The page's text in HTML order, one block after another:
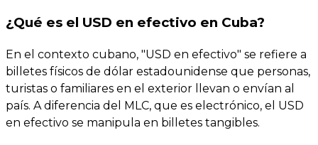
¿Qué es el USD en efectivo en Cuba?
En el contexto cubano, "USD en efectivo" se refiere a
billetes físicos de dólar estadounidense que personas,
turistas o familiares en el exterior llevan o envían al
país. A diferencia del MLC, que es electrónico, el USD
en efectivo se manipula en billetes tangibles.